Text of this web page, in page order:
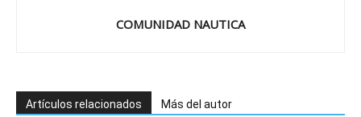
COMUNIDAD NAUTICA
Artículos relacionados Más del autor